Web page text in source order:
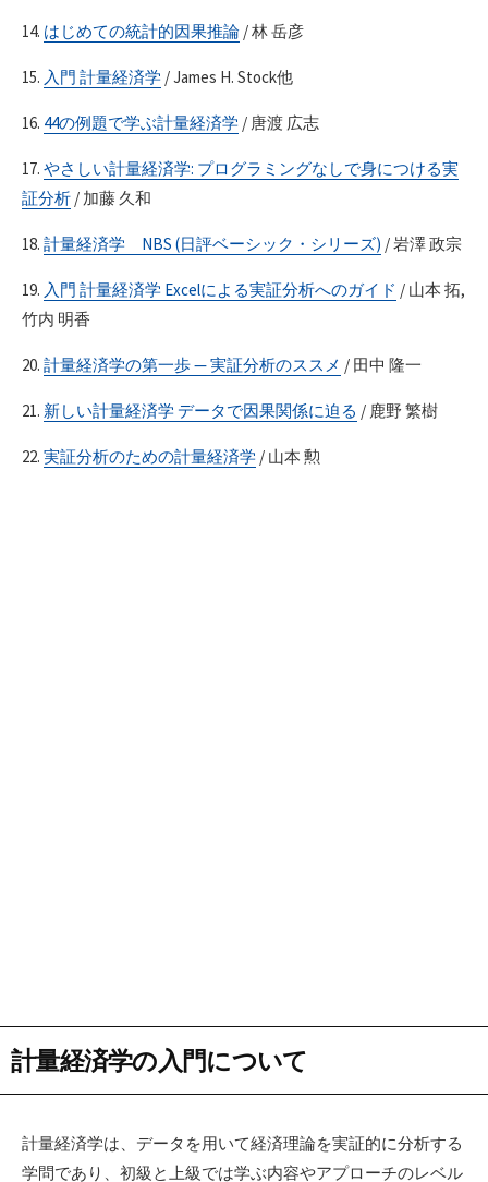
14. はじめての統計的因果推論 / 林 岳彦
15. 入門 計量経済学 / James H. Stock他
16. 44の例題で学ぶ計量経済学 / 唐渡 広志
17. やさしい計量経済学: プログラミングなしで身につける実
証分析 / 加藤 久和
18. 計量経済学 NBS (日評ベーシック・シリーズ) / 岩澤 政宗
19. 入門 計量経済学 Excelによる実証分析へのガイド / 山本 拓,
竹内 明香
20. 計量経済学の第一歩 — 実証分析のススメ / 田中 隆一
21. 新しい計量経済学 データで因果関係に迫る / 鹿野 繁樹
22. 実証分析のための計量経済学 / 山本 勲
計量経済学の入門について
計量経済学は、データを用いて経済理論を実証的に分析する
学問であり、初級と上級では学ぶ内容やアプローチのレベル